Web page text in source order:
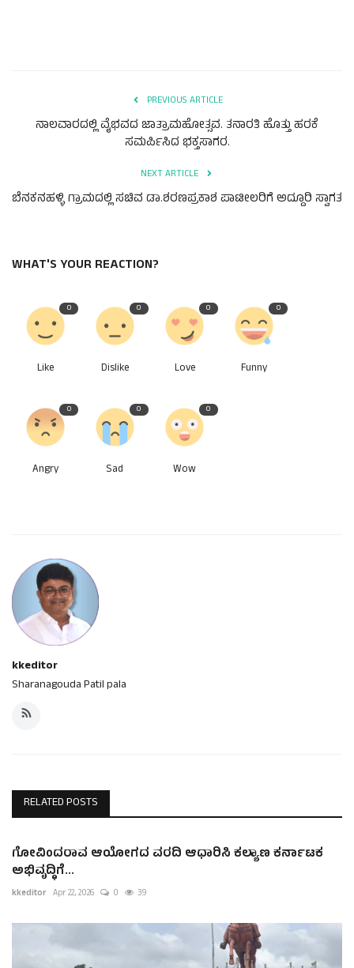
PREVIOUS ARTICLE
ನಾಲವಾರದಲ್ಲಿ ವೈಭವದ ಜಾತ್ರಾಮಹೋತ್ಸವ. ತನಾರತಿ ಹೊತ್ತು ಹರಕೆ
ಸಮರ್ಪಿಸಿದ ಭಕ್ತಸಾಗರ.
NEXT ARTICLE
ಬೆನಕನಹಳ್ಳಿ ಗ್ರಾಮದಲ್ಲಿ ಸಚಿವ ಡಾ.ಶರಣಪ್ರಕಾಶ ಪಾಟೀಲರಿಗೆ ಅದ್ದೂರಿ ಸ್ವಾಗತ
WHAT'S YOUR REACTION?
0
Like
0
Dislike
0
Love
0
Funny
0
Angry
0
Sad
0
Wow
kkeditor
Sharanagouda Patil pala
RELATED POSTS
ಗೋವಿಂದರಾವ ಆಯೋಗದ ವರದಿ ಆಧಾರಿಸಿ ಕಲ್ಯಾಣ ಕರ್ನಾಟಕ
ಅಭಿವೃದ್ಧಿಗೆ...
kkeditor Apr 22, 2026 0 39